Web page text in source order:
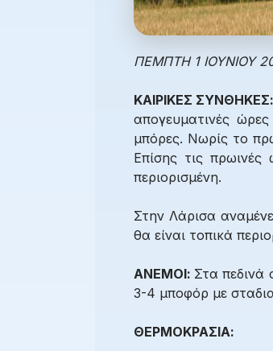
ΠΕΜΠΤΗ 1 ΙΟΥΝΙΟΥ
ΚΑΙΡΙΚΕΣ ΣΥΝΘΗΚΕΣ:
απογευματινές
μπόρες. Νωρίς το
Επίσης τις
περιορισμένη.
Στην Λάρισα
θα είναι τοπικά
ΑΝΕΜΟΙ: Στα πεδινά
3-4 μποφόρ με
ΘΕΡΜΟΚΡΑΣΙΑ: